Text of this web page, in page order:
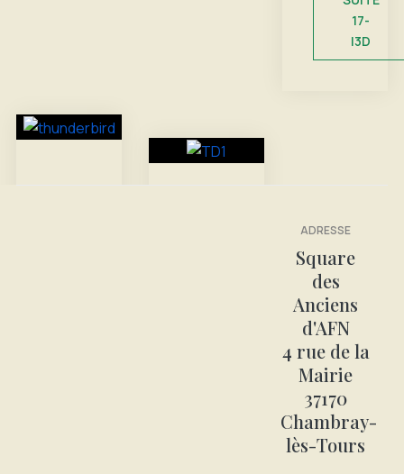
17-
I3D
ADRESSE
Square
des
Anciens
d'AFN
4 rue de la
Mairie
37170
Chambray-
lès-Tours